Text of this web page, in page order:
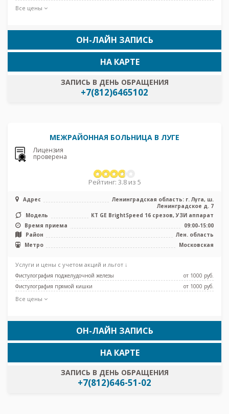
Все цены
ОН-ЛАЙН ЗАПИСЬ
ЗАПИСЬ В ДЕНЬ ОБРАЩЕНИЯ
+7(812)6465102
НА КАРТЕ
МЕЖРАЙОННАЯ БОЛЬНИЦА В ЛУГЕ
Лицензия
проверена
Рейтинг: 3.8 из 5
Адрес
Ленинградская область: г. Луга, ш.
Ленинградское д. 7
Модель
КТ GE BrightSpeed 16 срезов, УЗИ аппарат
Время приема
09:00-15:00
Район
Лен. область
Метро
Московская
Услуги и цены с учетом акций и льгот ↓
Фистулография поджелудочной железы
от 1000 pуб.
Фистулография прямой кишки
от 1000 pуб.
Все цены
ОН-ЛАЙН ЗАПИСЬ
ЗАПИСЬ В ДЕНЬ ОБРАЩЕНИЯ
+7(812)646-51-02
НА КАРТЕ